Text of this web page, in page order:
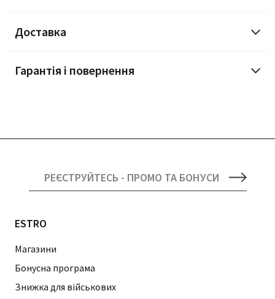
Доставка
Гарантія і повернення
РЕЄСТРУЙТЕСЬ - ПРОМО ТА БОНУСИ
ESTRO
Магазини
Бонусна програма
Знижка для військових